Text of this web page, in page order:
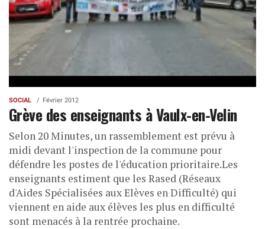
SOCIAL Février 2012
Grève des enseignants à Vaulx-en-Velin
Selon 20 Minutes, un rassemblement est prévu à
midi devant l'inspection de la commune pour
défendre les postes de l'éducation prioritaire.Les
enseignants estiment que les Rased (Réseaux
d'Aides Spécialisées aux Elèves en Difficulté) qui
viennent en aide aux élèves les plus en difficulté
sont menacés à la rentrée prochaine.